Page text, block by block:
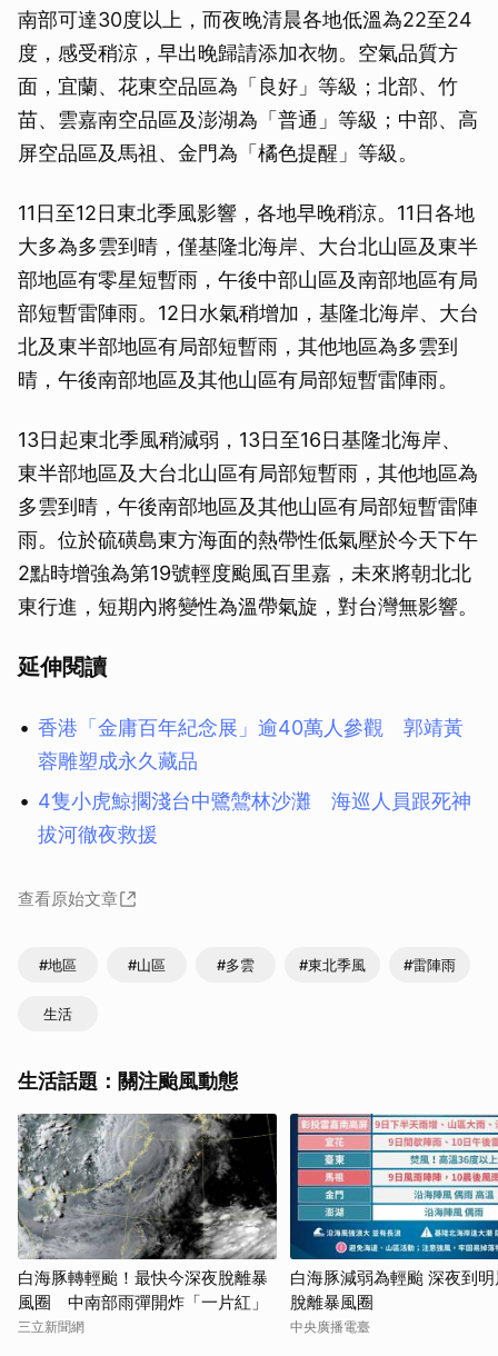
南部可達30度以上，而夜晚清晨各地低溫為22至24
度，感受稍涼，早出晚歸請添加衣物。空氣品質方
面，宜蘭、花東空品區為「良好」等級；北部、竹
苗、雲嘉南空品區及澎湖為「普通」等級；中部、高
屏空品區及馬祖、金門為「橘色提醒」等級。
11日至12日東北季風影響，各地早晚稍涼。11日各地
大多為多雲到晴，僅基隆北海岸、大台北山區及東半
部地區有零星短暫雨，午後中部山區及南部地區有局
部短暫雷陣雨。12日水氣稍增加，基隆北海岸、大台
北及東半部地區有局部短暫雨，其他地區為多雲到
晴，午後南部地區及其他山區有局部短暫雷陣雨。
13日起東北季風稍減弱，13日至16日基隆北海岸、
東半部地區及大台北山區有局部短暫雨，其他地區為
多雲到晴，午後南部地區及其他山區有局部短暫雷陣
雨。位於硫磺島東方海面的熱帶性低氣壓於今天下午
2點時增強為第19號輕度颱風百里嘉，未來將朝北北
東行進，短期內將變性為溫帶氣旋，對台灣無影響。
延伸閱讀
香港「金庸百年紀念展」逾40萬人參觀 郭靖黃
蓉雕塑成永久藏品
4隻小虎鯨擱淺台中鷺鷥林沙灘 海巡人員跟死神
拔河徹夜救援
查看原始文章
#地區 #山區 #多雲 #東北季風 #雷陣雨
生活
生活話題：關注颱風動態
白海豚轉輕颱！最快今深夜脫離暴
風圈 中南部雨彈開炸「一片紅」
三立新聞網
白海豚減弱為輕颱 深夜到
脫離暴風圈
中央廣播電臺